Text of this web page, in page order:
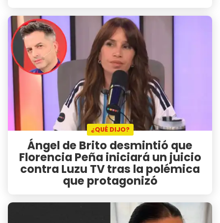
¿QUÉ DIJO?
Ángel de Brito desmintió que
Florencia Peña iniciará un juicio
contra Luzu TV tras la polémica
que protagonizó